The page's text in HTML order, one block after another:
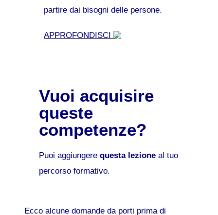
partire dai bisogni delle persone.
APPROFONDISCI
Vuoi acquisire
queste
competenze?
Puoi aggiungere questa lezione al tuo
percorso formativo.
Ecco alcune domande da porti prima di